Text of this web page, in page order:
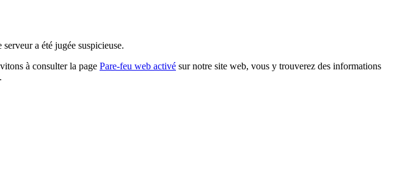
a été jugée suspicieuse.
à consulter la page Pare-feu web activé sur notre site web, vous y trouverez des informations